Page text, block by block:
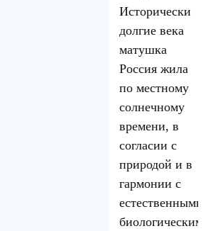
Исторически
долгие века
матушка
Россия жила
по местному
солнечному
времени, в
согласии с
природой и в
гармонии с
естественными
биологическими